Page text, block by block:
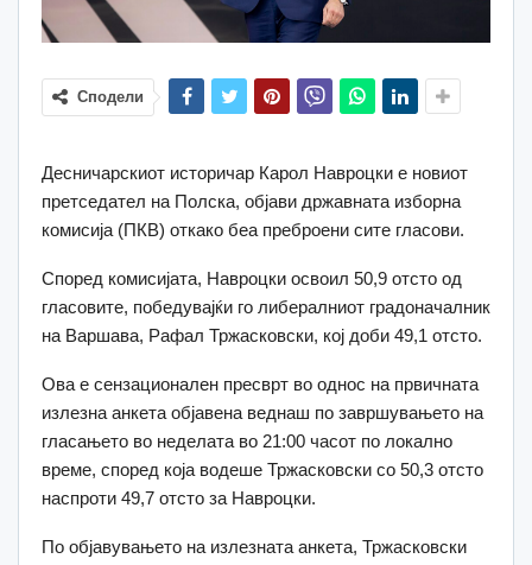
Сподели
Десничарскиот историчар Карол Навроцки е новиот
претседател на Полска, објави државната изборна
комисија (ПКВ) откако беа преброени сите гласови.
Според комисијата, Навроцки освоил 50,9 отсто од
гласовите, победувајќи го либералниот градоначалник
на Варшава, Рафал Тржасковски, кој доби 49,1 отсто.
Ова е сензационален пресврт во однос на првичната
излезна анкета објавена веднаш по завршувањето на
гласањето во неделата во 21:00 часот по локално
време, според која водеше Тржасковски со 50,3 отсто
наспроти 49,7 отсто за Навроцки.
По објавувањето на излезната анкета, Тржасковски